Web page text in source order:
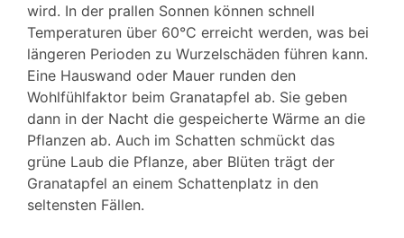
wird. In der prallen Sonnen können schnell
Temperaturen über 60°C erreicht werden, was bei
längeren Perioden zu Wurzelschäden führen kann.
Eine Hauswand oder Mauer runden den
Wohlfühlfaktor beim Granatapfel ab. Sie geben
dann in der Nacht die gespeicherte Wärme an die
Pflanzen ab. Auch im Schatten schmückt das
grüne Laub die Pflanze, aber Blüten trägt der
Granatapfel an einem Schattenplatz in den
seltensten Fällen.